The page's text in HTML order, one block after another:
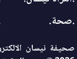
.صحة.